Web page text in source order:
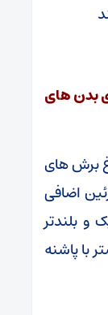
بدن های
برش های
اضافی
و بلندتر
با پاشنه